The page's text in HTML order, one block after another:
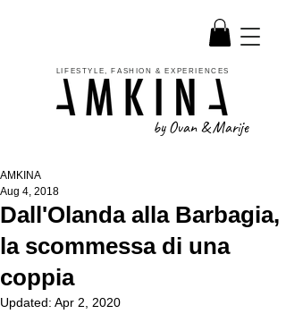
LIFESTYLE, FASHION & EXPERIENCES
by Ovan & Marije
Dall'Olanda alla Barbagia,
la scommessa di una
coppia
AMKINA
Aug 4, 2018
Updated: Apr 2, 2020